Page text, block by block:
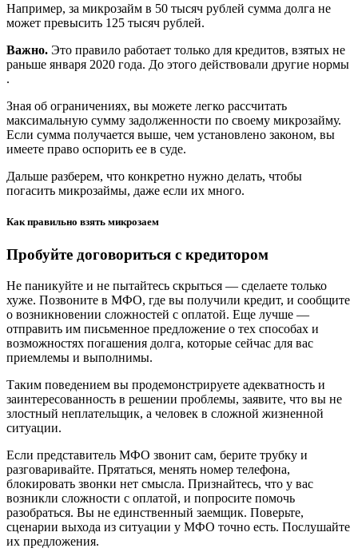
Например, за микрозайм в 50 тысяч рублей сумма долга не
может превысить 125 тысяч рублей.
Важно. Это правило работает только для кредитов, взятых не
раньше января 2020 года. До этого действовали другие нормы
.
Зная об ограничениях, вы можете легко рассчитать
максимальную сумму задолженности по своему микрозайму.
Если сумма получается выше, чем установлено законом, вы
имеете право оспорить ее в суде.
Дальше разберем, что конкретно нужно делать, чтобы
погасить микрозаймы, даже если их много.
Как правильно взять микрозаем
Пробуйте договориться с кредитором
Не паникуйте и не пытайтесь скрыться — сделаете только
хуже. Позвоните в МФО, где вы получили кредит, и сообщите
о возникновении сложностей с оплатой. Еще лучше —
отправить им письменное предложение о тех способах и
возможностях погашения долга, которые сейчас для вас
приемлемы и выполнимы.
Таким поведением вы продемонстрируете адекватность и
заинтересованность в решении проблемы, заявите, что вы не
злостный неплательщик, а человек в сложной жизненной
ситуации.
Если представитель МФО звонит сам, берите трубку и
разговаривайте. Прятаться, менять номер телефона,
блокировать звонки нет смысла. Признайтесь, что у вас
возникли сложности с оплатой, и попросите помочь
разобраться. Вы не единственный заемщик. Поверьте,
сценарии выхода из ситуации у МФО точно есть. Послушайте
их предложения.